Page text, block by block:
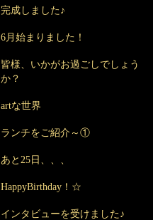
完成しました♪
6月始まりました！
皆様、いかがお過ごしでしょう
か？
artな世界
ランチをご紹介～①
あと25日、、、
HappyBirthday！☆
インタビューを受けました♪